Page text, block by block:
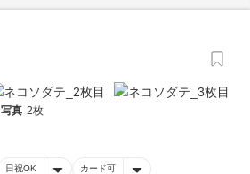
写真 2枚
日祝OK カード可